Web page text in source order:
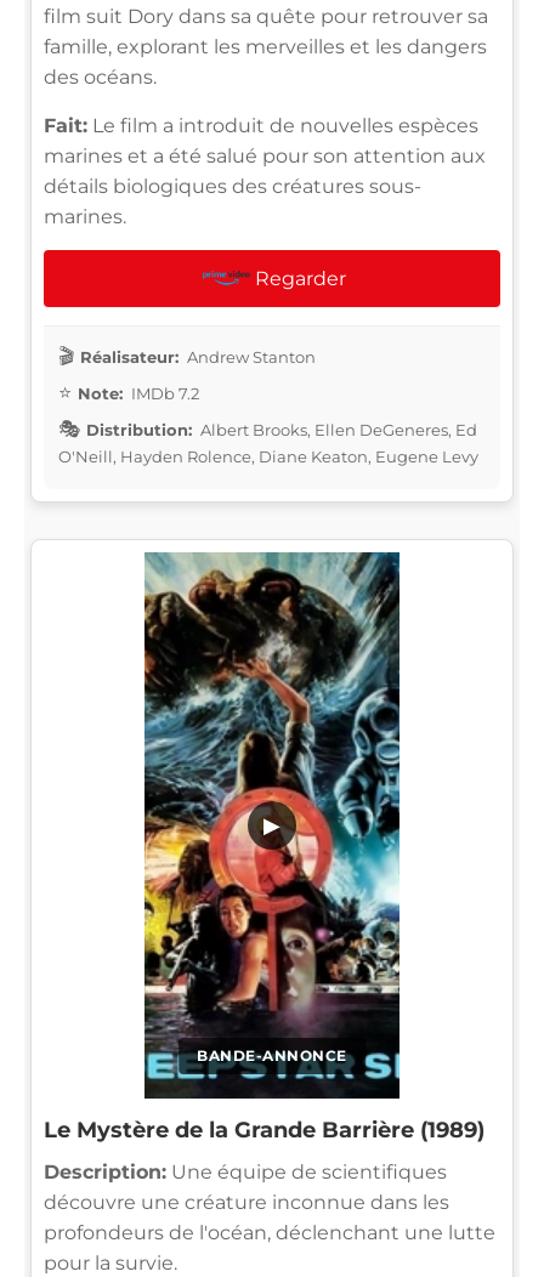
film suit Dory dans sa quête pour retrouver sa
famille, explorant les merveilles et les dangers
des océans.
Fait: Le film a introduit de nouvelles espèces
marines et a été salué pour son attention aux
détails biologiques des créatures sous-
marines.
Regarder
Réalisateur: Andrew Stanton
Note: IMDb 7.2
Distribution: Albert Brooks, Ellen DeGeneres, Ed
O'Neill, Hayden Rolence, Diane Keaton, Eugene Levy
BANDE-ANNONCE
▶
Le Mystère de la Grande Barrière (1989)
Description: Une équipe de scientifiques
découvre une créature inconnue dans les
profondeurs de l'océan, déclenchant une lutte
pour la survie.